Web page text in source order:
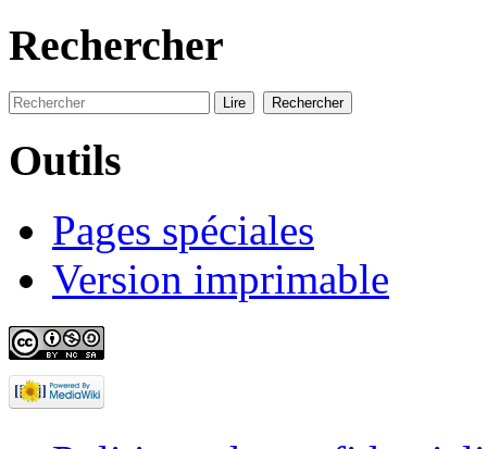
Rechercher
Outils
Pages spéciales
Version imprimable